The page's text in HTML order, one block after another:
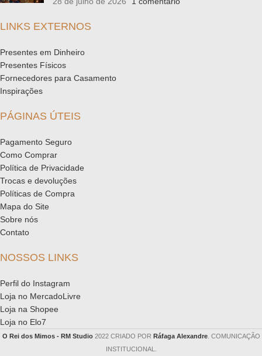
LINKS EXTERNOS
Presentes em Dinheiro
Presentes Físicos
Fornecedores para Casamento
Inspirações
PÁGINAS ÚTEIS
Pagamento Seguro
Como Comprar
Política de Privacidade
Trocas e devoluções
Políticas de Compra
Mapa do Site
Sobre nós
Contato
NOSSOS LINKS
Perfil do Instagram
Loja no MercadoLivre
Loja na Shopee
Loja no Elo7
O Rei dos Mimos - RM Studio 2022 CRIADO POR Ráfaga Alexandre. COMUNICAÇÃO
INSTITUCIONAL.